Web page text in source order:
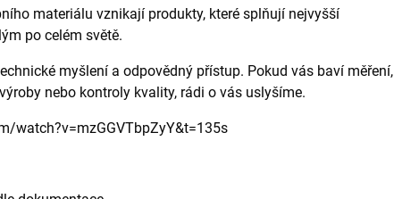
materiálu vznikají produkty, které splňují nejvyšší
po celém světě.
myšlení a odpovědný přístup. Pokud vás baví měření,
nebo kontroly kvality, rádi o vás uslyšíme.
watch?v=mzGGVTbpZyY&t=135s